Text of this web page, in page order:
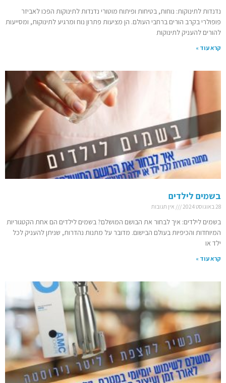
נדנדות לתינוקות: נוחות, בטיחות ופיתוח מוטורי נדנדות לתינוקות הפכו לאביזר
פופולרי בקרב הורים ברחבי העולם. הן מציעות פתרון נוח ומרגיע לתינוקות, ומסייעות
להורים להעניק לתינוקות
קרא עוד »
בשמים לילדים
28 באוגוסט 2024 אין תגובות
בשמים לילדים: איך לבחור את הבושם המושלם? בשמים לילדים הם אחת הקטגוריות
המיוחדות והכיפיות בעולם הבישום. מדובר על מתנות נהדרות, שניתן להעניק לכל
ילד או
קרא עוד »